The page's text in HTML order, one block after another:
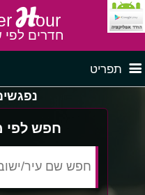
Hour
חדרים לפי
תפריט
חדרים
חפש לפי